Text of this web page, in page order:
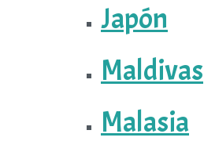
Japón
Maldivas
Malasia